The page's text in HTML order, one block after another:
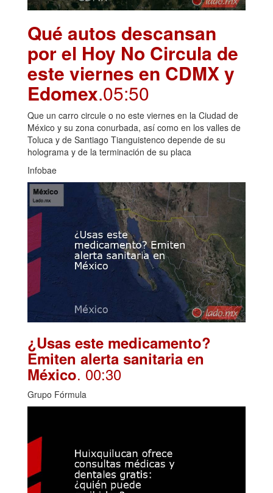
Qué autos descansan
por el Hoy No Circula de
este viernes en CDMX y
Edomex.05:50
Que un carro circule o no este viernes en la Ciudad de
México y su zona conurbada, así como en los valles de
Toluca y de Santiago Tianguistenco depende de su
holograma y de la terminación de su placa
Infobae
¿Usas este medicamento?
Emiten alerta sanitaria en
México. 00:30
Grupo Fórmula